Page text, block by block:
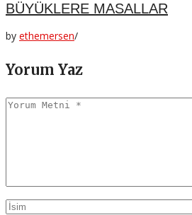
BÜYÜKLERE MASALLAR
by ethemersen/
Yorum Yaz